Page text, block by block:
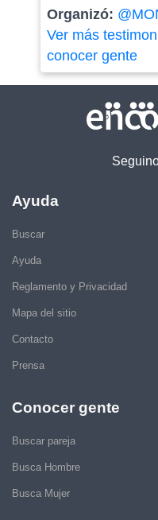
Organizó:
Ver más
conocer gente
Ayuda
Buscar
Ayuda
Reglamento y Privacidad
Mapa del sitio
Contacto
Prensa
Conocer gente
Buscar pareja
Busca Hombre
Busca Mujer